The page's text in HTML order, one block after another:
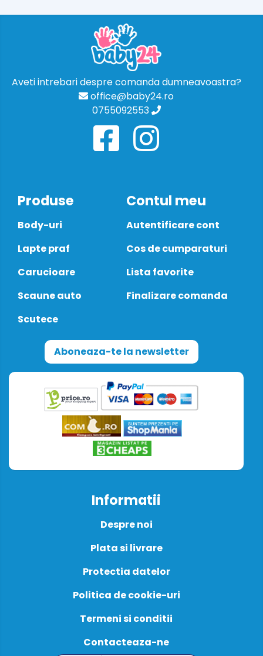
Aveti intrebari despre comanda dumneavoastra?
office@baby24.ro
0755092553
Produse
Body-uri
Lapte praf
Carucioare
Scaune auto
Scutece
Contul meu
Autentificare cont
Cos de cumparaturi
Lista favorite
Finalizare comanda
Aboneaza-te la newsletter
Informatii
Despre noi
Plata si livrare
Protectia datelor
Politica de cookie-uri
Termeni si conditii
Contacteaza-ne